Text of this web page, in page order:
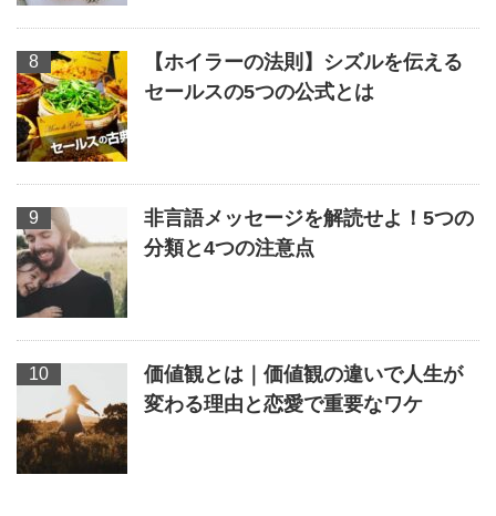
【ホイラーの法則】シズルを伝える
セールスの5つの公式とは
非言語メッセージを解読せよ！5つの
分類と4つの注意点
価値観とは｜価値観の違いで人生が
変わる理由と恋愛で重要なワケ